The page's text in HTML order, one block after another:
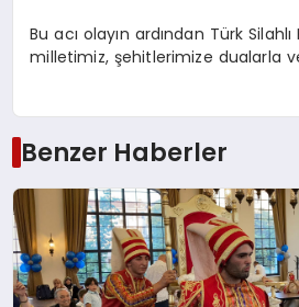
Bu acı olayın ardından Türk
milletimiz, şehitlerimize dualarla
Benzer Haberler